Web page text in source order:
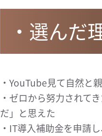
・選んだ
・YouTube見て自然と
・ゼロから努力されて
だ」と思えた
・IT導入補助金を申請